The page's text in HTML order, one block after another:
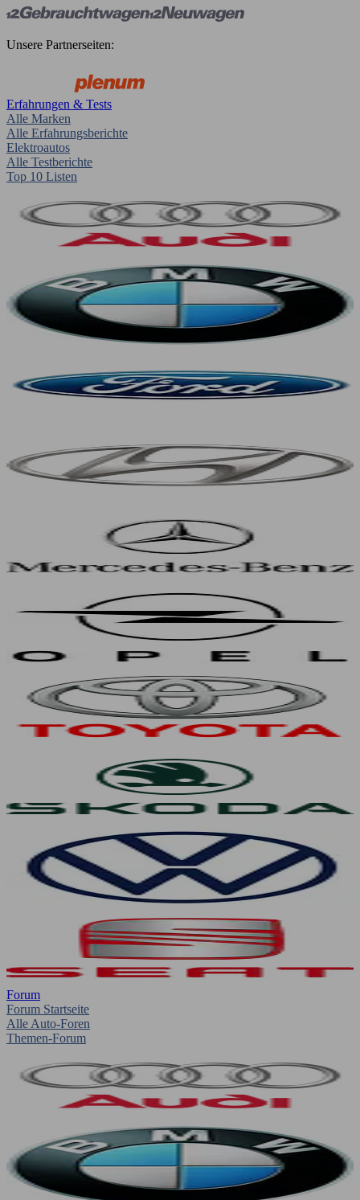
Unsere Partnerseiten:
Erfahrungen & Tests
Alle Marken
Alle Erfahrungsberichte
Elektroautos
Alle Testberichte
Top 10 Listen
Forum
Forum Startseite
Alle Auto-Foren
Themen-Forum